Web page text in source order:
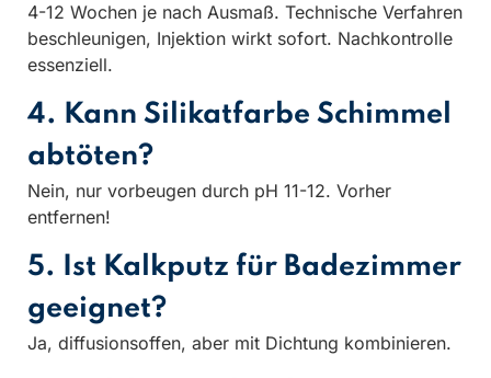
4-12 Wochen je nach Ausmaß. Technische Verfahren
beschleunigen, Injektion wirkt sofort. Nachkontrolle
essenziell.
4. Kann Silikatfarbe Schimmel
abtöten?
Nein, nur vorbeugen durch pH 11-12. Vorher
entfernen!
5. Ist Kalkputz für Badezimmer
geeignet?
Ja, diffusionsoffen, aber mit Dichtung kombinieren.